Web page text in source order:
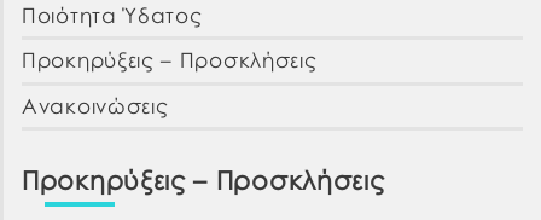
Ποιότητα Ύδατος
Προκηρύξεις – Προσκλήσεις
Ανακοινώσεις
Προκηρύξεις – Προσκλήσεις